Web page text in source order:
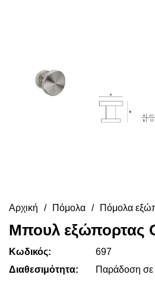
Αρχική Πόμολα Πόμολα
Μπουλ εξώπορτας
Κωδικός:
697
Διαθεσιμότητα:
Παράδοση σε